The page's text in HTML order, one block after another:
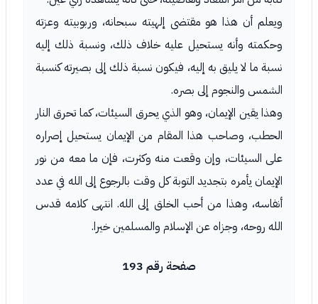
ويعلم أن هذا هو مقتضى إلهيته سبحانه، وربوبيته وعزته
وحكمته وأنه يستحيل عليه خلاف ذلك، ونسبة ذلك إليه
نسبة ما لا يليق به إليه، فيكون نسبة ذلك إلى بصيرته كنسبة
الشمس والنجوم إلى بصره.
وهذا يقين الإيمان، وهو الذي يحرق السيئات، كما تحرق النار
الحطب، وصاحب هذا المقام من الإيمان يستحيل إصراره
على السيئات، وإن وقعت منه وكثرت، فإن ما معه من نور
الإيمان يأمره بتجديد التوبة كل وقت بالرجوع إلى الله في عدد
أنفاسه، وهذا من أحب الخلق إلى الله. انتهى كلامه قدس
الله روحه، وجزاه عن الإسلام والمسلمين خيرا.
صفحة رقم 193